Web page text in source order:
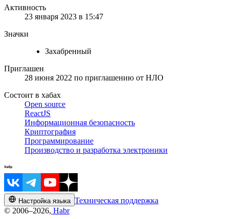
Активность
23 января 2023 в 15:47
Значки
Захабренный
Приглашен
28 июня 2022 по приглашению от НЛО
Состоит в хабах
Open source
ReactJS
Информационная безопасность
Криптография
Программирование
Производство и разработка электроники
Настройка языка Техническая поддержка
© 2006–2026, Habr